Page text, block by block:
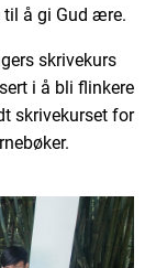
til å gi Gud ære.
skrivekurs
i å bli flinkere
skrivekurset for